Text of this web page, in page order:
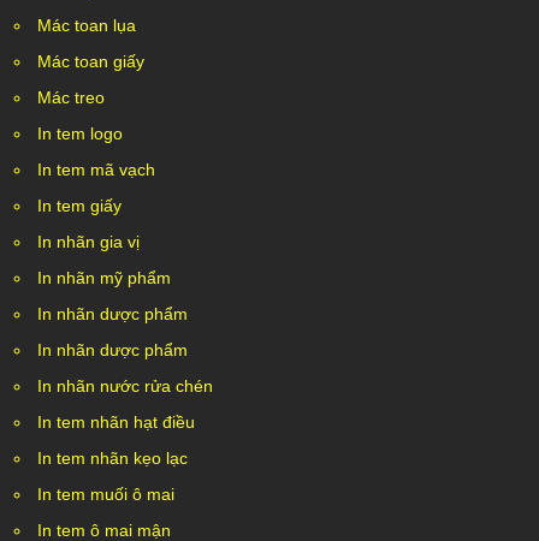
Mác toan lụa
Mác toan giấy
Mác treo
In tem logo
In tem mã vạch
In tem giấy
In nhãn gia vị
In nhãn mỹ phẩm
In nhãn dược phẩm
In nhãn dược phẩm
In nhãn nước rửa chén
In tem nhãn hạt điều
In tem nhãn kẹo lạc
In tem muối ô mai
In tem ô mai mận